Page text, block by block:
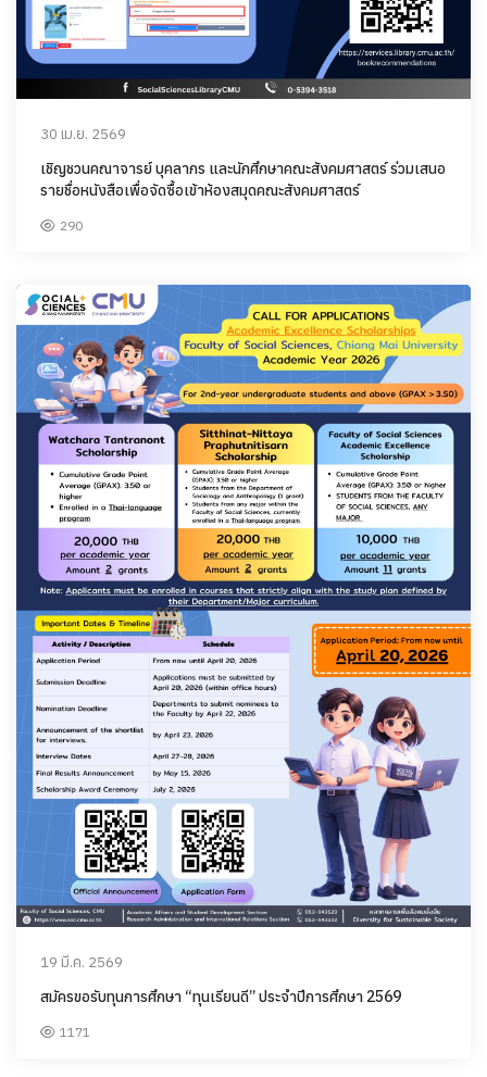
30 เม.ย. 2569
เชิญชวนคณาจารย์ บุคลากร และนักศึกษาคณะสังคมศาสตร์ ร่วมเสนอ
รายชื่อหนังสือเพื่อจัดซื้อเข้าห้องสมุดคณะสังคมศาสตร์
290
19 มี.ค. 2569
สมัครขอรับทุนการศึกษา “ทุนเรียนดี” ประจำปีการศึกษา 2569
1171